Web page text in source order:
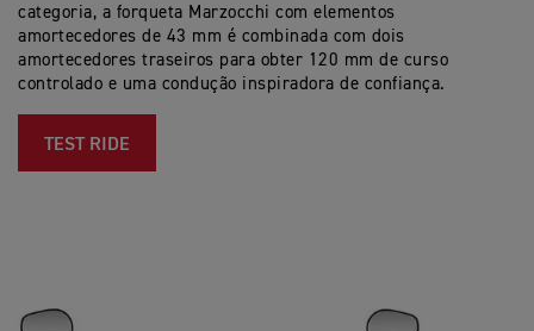
categoria, a forqueta Marzocchi com elementos
amortecedores de 43 mm é combinada com dois
amortecedores traseiros para obter 120 mm de curso
controlado e uma condução inspiradora de confiança.
TEST RIDE